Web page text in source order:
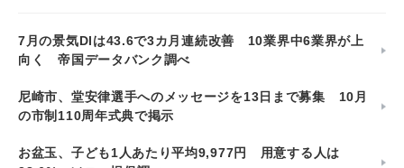
7月の景気DIは43.6で3カ月連続改善 10業界中6業界が上
向く 帝国データバンク調べ
尼崎市、堂安律選手へのメッセージを13日まで募集 10月
の市制110周年式典で掲示
お盆玉、子ども1人あたり平均9,977円 用意する人は